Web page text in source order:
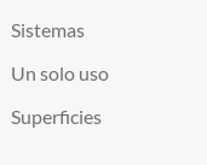
Sistemas
Un solo uso
Superficies